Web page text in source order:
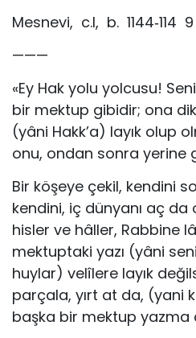
Mesnevi, c.I, b. 1144‐114 9
———
«Ey Hak yolu yolcusu!
bir mektup gibidir; ona
(yâni Hakk’a) layık olup
onu, ondan sonra yerine
Bir köşeye çekil, kendini
kendini, iç dünyanı aç da
hisler ve hâller, Rabbine
mektuptaki yazı (yâni
huylar) velîlere layık
parçala, yırt at da, (yani
başka bir mektup yazma